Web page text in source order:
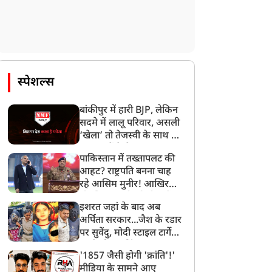
स्पेशल्स
बांकीपुर में हारी BJP, लेकिन
सदमे में लालू परिवार, असली
‘खेला’ तो तेजस्वी के साथ हो
पाकिस्तान में तख्तापलट की
आहट? राष्ट्रपति बनना चाह
रहे आसिम मुनीर! आखिर
बनाया मोहरा?
इशरत जहां के बाद अब
अर्पिता सरकार...जैश के रडार
पर सुवेंदु, मोदी स्टाइल टार्गेट
बड़ा एक्शन!
'1857 जैसी होगी 'क्रांति'!'
मीडिया के सामने आए